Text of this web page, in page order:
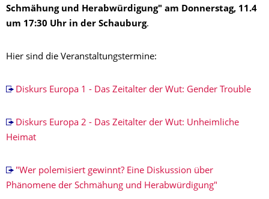
Schmähung und Herabwürdigung" am Donnerstag, 11.4
um 17:30 Uhr in der Schauburg.
Hier sind die Veranstaltungstermine:
Diskurs Europa 1 - Das Zeitalter der Wut: Gender Trouble
Diskurs Europa 2 - Das Zeitalter der Wut: Unheimliche
Heimat
"Wer polemisiert gewinnt? Eine Diskussion über
Phänomene der Schmähung und Herabwürdigung"